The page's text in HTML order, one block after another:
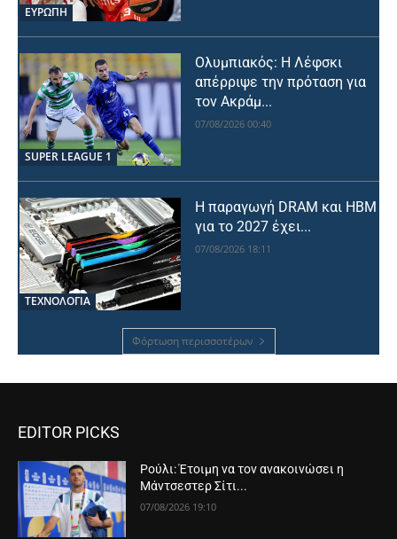
ΕΥΡΩΠΗ
SUPER LEAGUE 1
Ολυμπιακός: Η Λέφσκι
απέρριψε την πρόταση για
τον Ακράμ...
07/08/2026 00:40
ΤΕΧΝΟΛΟΓΙΑ
Η παραγωγή DRAM και HBM
για το 2027 έχει...
07/08/2026 18:11
Φόρτωση περισσοτέρων
EDITOR PICKS
Ρούλι: Έτοιμη να τον ανακοινώσει η
Μάντσεστερ Σίτι...
07/08/2026 19:10